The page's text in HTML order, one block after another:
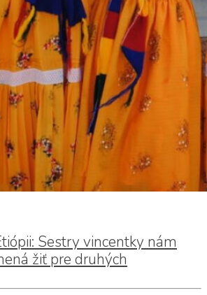
Sestry vincentky nám
žiť pre druhých